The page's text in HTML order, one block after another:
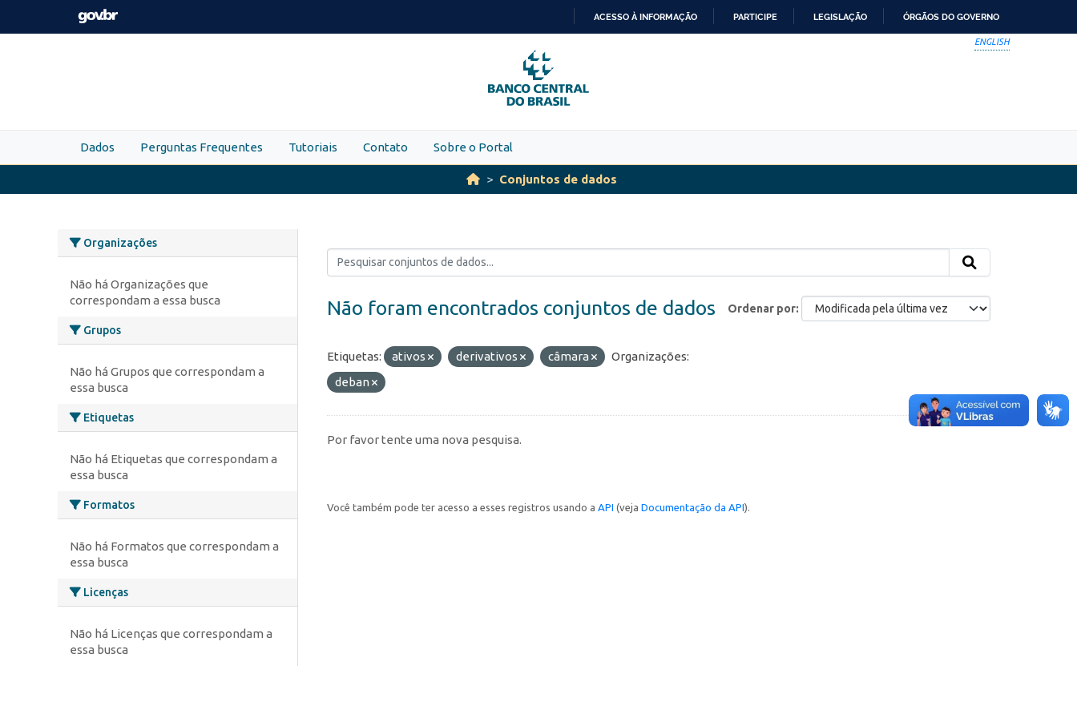
Skip to main content
PARA
O
CONTEÚDO
ACESSO À INFORMAÇÃO PARTICIPE LEGISLAÇÃO ÓRGÃOS DO GOVERNO
ENGLISH
Dados Perguntas Frequentes Tutoriais Contato Sobre o Portal
Conjuntos de dados
Organizações
Não há Organizações que
correspondam a essa busca
Grupos
Não há Grupos que correspondam a
essa busca
Etiquetas
Não há Etiquetas que correspondam a
essa busca
Formatos
Não há Formatos que correspondam a
essa busca
Licenças
Não há Licenças que correspondam a
essa busca
Ordenar por
Não foram encontrados conjuntos de dados
Etiquetas: ativos derivativos câmara
Organizações:
deban
Por favor tente uma nova pesquisa.
Você também pode ter acesso a esses registros usando a API (veja Documentação da API).